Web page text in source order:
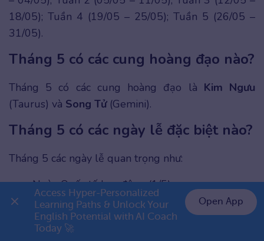
18/05); Tuần 4 (19/05 – 25/05); Tuần 5 (26/05 –
31/05).
Tháng 5 có các cung hoàng đạo nào?
Tháng 5 có các cung hoàng đạo là Kim Ngưu
(Taurus) và Song Tử(Gemini).
Tháng 5 có các ngày lễ đặc biệt nào?
Tháng 5 các ngày lễ quan trọng như:
Ngày Quốc tế Lao động (1/5)
Ngày Tự do Báo chí Thế giới (3/5)
Ngày Chiến thắng Điện Biên Phủ (7/5)
👉 Premium 1 năm chỉ 799K
Access Hyper-Personalized
Learning Paths & Unlock Your
English Potential with AI Coach
Today 🚀
Open App